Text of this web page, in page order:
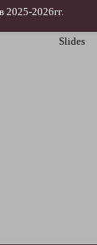
2025-2026гг.